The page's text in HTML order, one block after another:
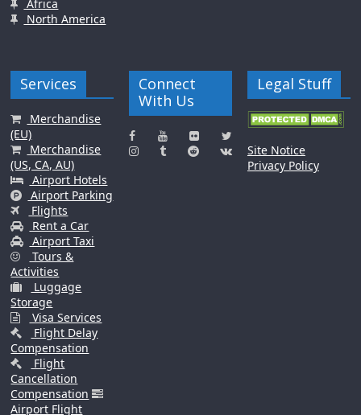
Africa
North America
Services
Merchandise
(EU)
Merchandise
(US, CA, AU)
Airport Hotels
Airport Parking
Flights
Rent a Car
Airport Taxi
Tours &
Activities
Luggage
Storage
Visa Services
Flight Delay
Compensation
Flight
Cancellation
Compensation
Airport Flight
Connect
With Us
Legal Stuff
Site Notice
Privacy Policy